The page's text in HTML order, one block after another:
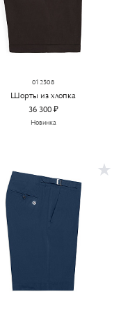
012508
Шорты из хлопка
36 300 ₽
Новинка